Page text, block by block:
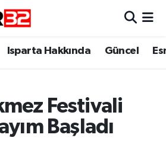
Isparta Hakkında Güncel
Festivali
Başladı
Eczaneler
Haritası
Durumu ve Fikstür